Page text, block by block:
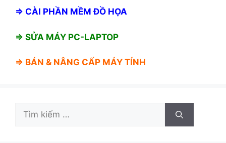
⇒ CÀI PHẦN MỀM ĐỒ HỌA
⇒ SỬA MÁY PC-LAPTOP
⇒ BÁN & NÂNG CẤP MÁY TÍNH
Tìm